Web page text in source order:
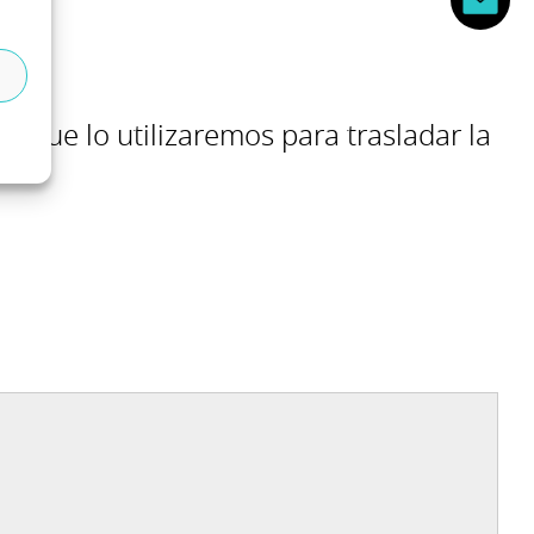
que lo utilizaremos para trasladar la